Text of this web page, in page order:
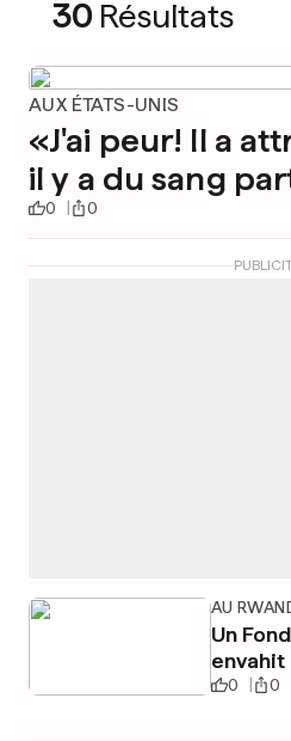
30 Résultats
AUX ÉTATS-UNIS
«J'ai peur! Il a
il y a du sang
0 0
AU
Un
envahit
0 0